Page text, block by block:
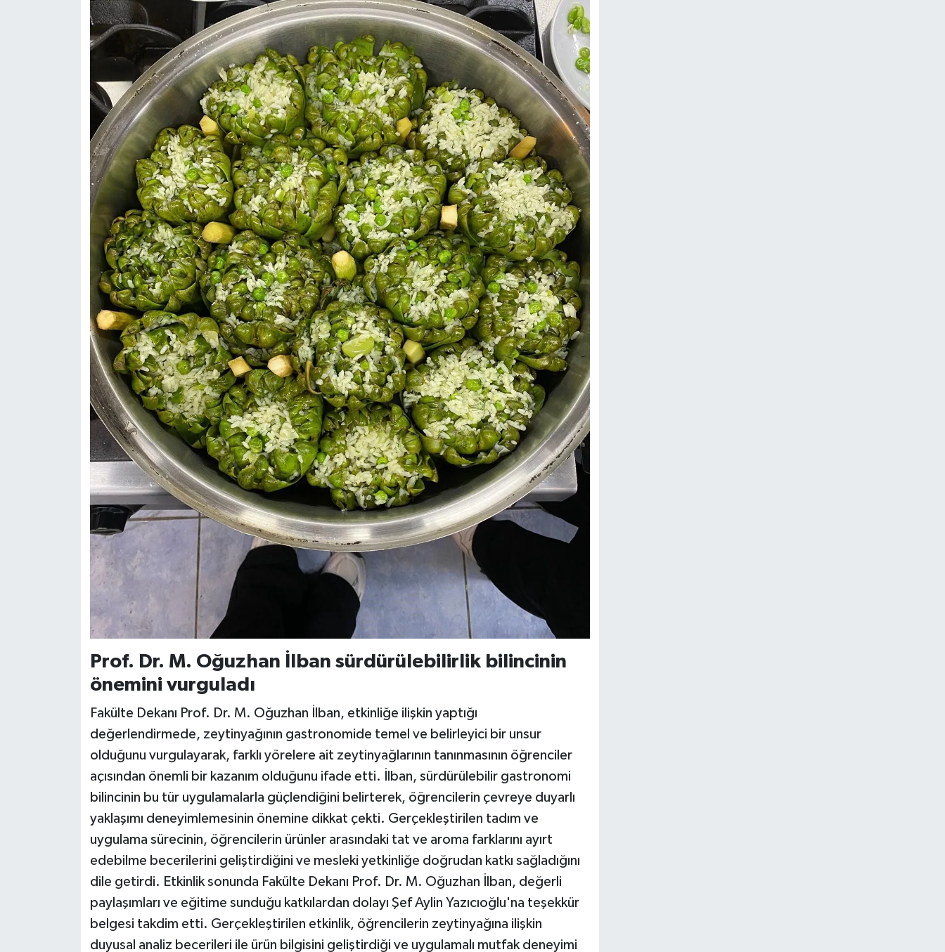
Prof. Dr. M. Oğuzhan İlban sürdürülebilirlik bilincinin
önemini vurguladı
Fakülte Dekanı Prof. Dr. M. Oğuzhan İlban, etkinliğe ilişkin yaptığı
değerlendirmede, zeytinyağının gastronomide temel ve belirleyici bir unsur
olduğunu vurgulayarak, farklı yörelere ait zeytinyağlarının tanınmasının öğrenciler
açısından önemli bir kazanım olduğunu ifade etti. İlban, sürdürülebilir gastronomi
bilincinin bu tür uygulamalarla güçlendiğini belirterek, öğrencilerin çevreye duyarlı
yaklaşımı deneyimlemesinin önemine dikkat çekti. Gerçekleştirilen tadım ve
uygulama sürecinin, öğrencilerin ürünler arasındaki tat ve aroma farklarını ayırt
edebilme becerilerini geliştirdiğini ve mesleki yetkinliğe doğrudan katkı sağladığını
dile getirdi. Etkinlik sonunda Fakülte Dekanı Prof. Dr. M. Oğuzhan İlban, değerli
paylaşımları ve eğitime sunduğu katkılardan dolayı Şef Aylin Yazıcıoğlu'na teşekkür
belgesi takdim etti. Gerçekleştirilen etkinlik, öğrencilerin zeytinyağına ilişkin
duyusal analiz becerileri ile ürün bilgisini geliştirdiği ve uygulamalı mutfak deneyimi